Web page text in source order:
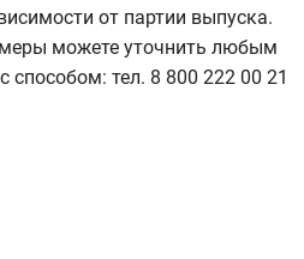
от партии выпуска.
можете уточнить любым
тел. 8 800 222 00 21